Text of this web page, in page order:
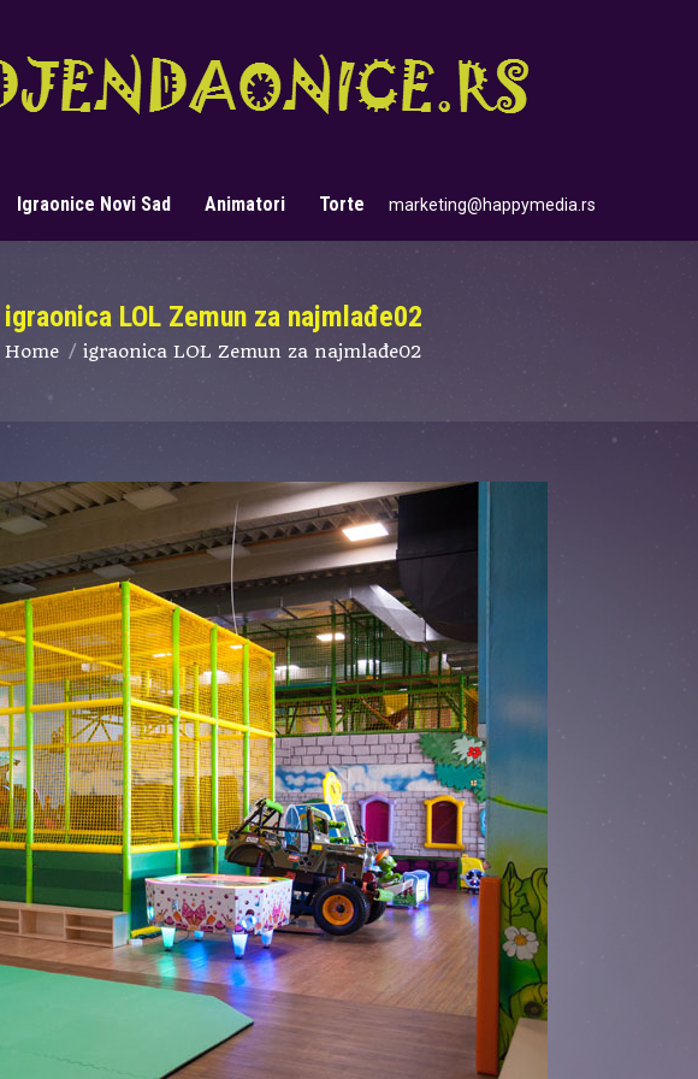
Igraonice Novi Sad Animatori Torte marketing@happymedia.rs
igraonica LOL Zemun za najmlađe02
You are here:
Home igraonica LOL Zemun za najmlađe02